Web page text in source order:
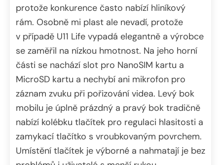
protože konkurence často nabízí hliníkový
rám. Osobně mi plast ale nevadí, protože
v případě U11 Life vypadá elegantně a výrobce
se zaměřil na nízkou hmotnost. Na jeho horní
části se nachází slot pro NanoSIM kartu a
MicroSD kartu a nechybí ani mikrofon pro
záznam zvuku při pořizování videa. Levý bok
mobilu je úplně prázdný a pravý bok tradičně
nabízí kolébku tlačítek pro regulaci hlasitosti a
zamykací tlačítko s vroubkovaným povrchem.
Umístění tlačítek je výborné a nahmatají je bez